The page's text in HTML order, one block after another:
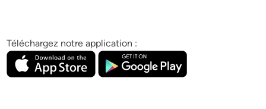
Téléchargez notre application :